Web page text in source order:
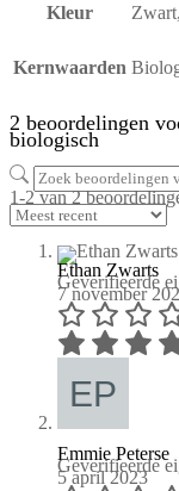
Kleur
Kernwaarden
2 beoordelingen
biologisch
1-2 van 2
Ethan Zwarts
Geverifieerde
7 november
Emmie Peterse
Geverifieerde
5 april 2023